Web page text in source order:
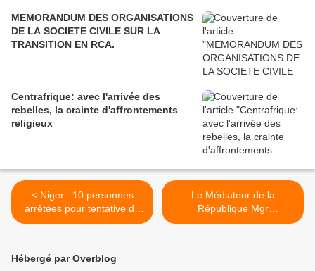
MEMORANDUM DES ORGANISATIONS
DE LA SOCIETE CIVILE SUR LA
TRANSITION EN RCA.
Centrafrique: avec l'arrivée des
rebelles, la crainte d'affrontements
religieux
< Niger : 10 personnes
arrêtées pour tentative de
putsch
Le Médiateur de la
République Mgr
POMODIMO, séquestré par
Hébergé par Overblog